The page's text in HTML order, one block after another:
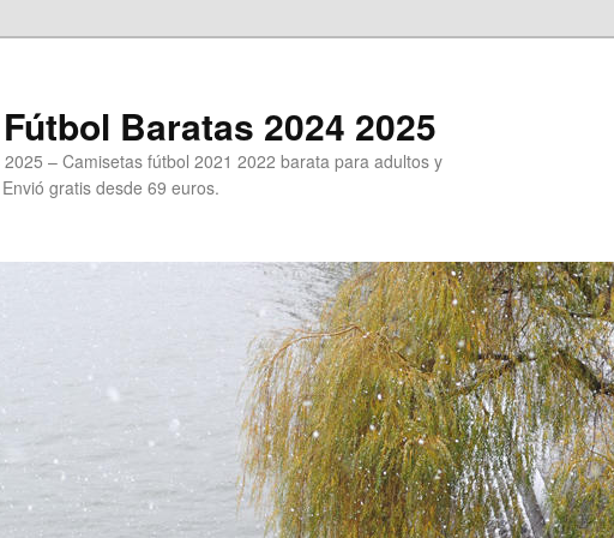
Baratas 2024 2025
– Camisetas fútbol 2021 2022 barata para adultos y
gratis desde 69 euros.